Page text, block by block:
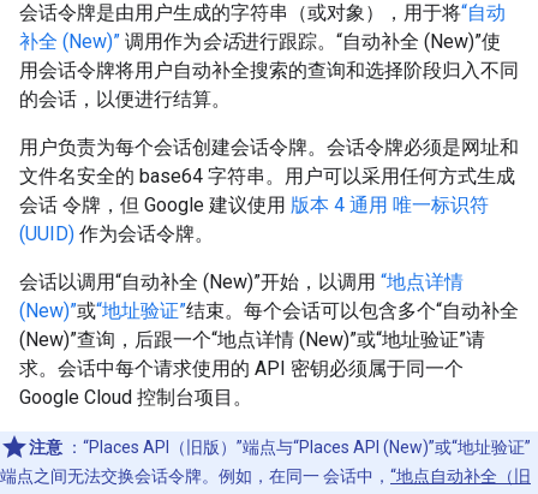
会话令牌是由用户生成的字符串（或对象），用于将“自动
补全 (New)” 调用作为会话进行跟踪。“自动补全 (New)”使
用会话令牌将用户自动补全搜索的查询和选择阶段归入不同
的会话，以便进行结算。
用户负责为每个会话创建会话令牌。会话令牌必须是网址和
文件名安全的 base64 字符串。用户可以采用任何方式生成
会话 令牌，但 Google 建议使用 版本 4 通用 唯一标识符
(UUID) 作为会话令牌。
会话以调用“自动补全 (New)”开始，以调用 “地点详情
(New)”或“地址验证”结束。每个会话可以包含多个“自动补全
(New)”查询，后跟一个“地点详情 (New)”或“地址验证”请
求。会话中每个请求使用的 API 密钥必须属于同一个
Google Cloud 控制台项目。
注意 ：“Places API（旧版）”端点与“Places API (New)”或“地址验证”
端点之间无法交换会话令牌。例如，在同一 会话中， “地点自动补全（旧